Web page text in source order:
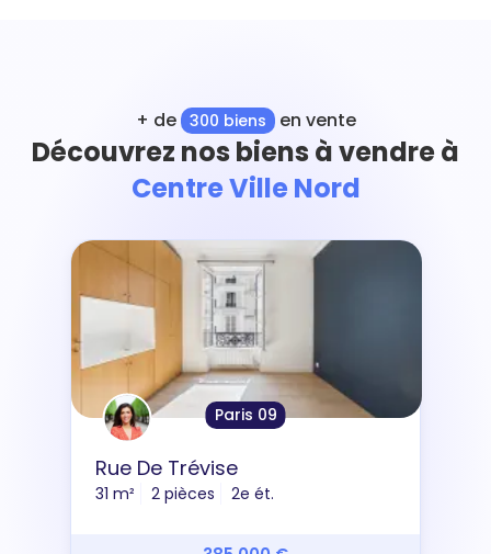
+ de 300 biens en vente
Découvrez nos biens à vendre à
Centre Ville Nord
Paris 09
Rue De Trévise
31 m² 2 pièces 2e ét.